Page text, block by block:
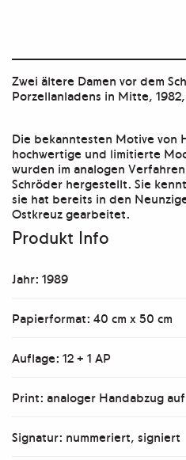
Zwei ältere Damen vor dem
Porzellanladens in Mitte,
Die bekanntesten Motive von
hochwertige und limitierte
wurden im analogen
Schröder hergestellt. Sie
sie hat bereits in den
Ostkreuz gearbeitet.
Produkt Info
Jahr: 1989
Papierformat: 40 cm x 50 cm
Auflage: 12 + 1 AP
Print: analoger Handabzug
Signatur: nummeriert, signiert